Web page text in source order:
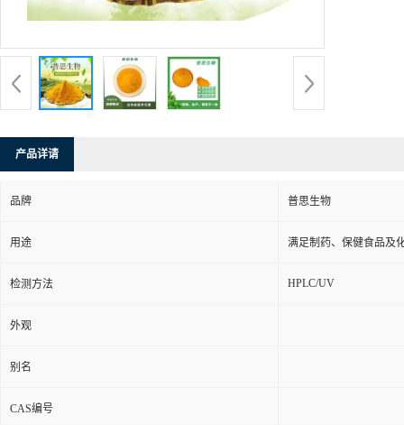
产品详请
品牌 普思生物
用途 满足制药、保健食品及
检测方法 HPLC/UV
外观
别名
CAS编号